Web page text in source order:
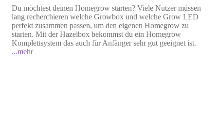
Du möchtest deinen Homegrow starten? Viele Nutzer müssen
lang recherchieren welche Growbox und welche Grow LED
perfekt zusammen passen, um den eigenen Homegrow zu
starten. Mit der Hazelbox bekommst du ein Homegrow
Komplettsystem das auch für Anfänger sehr gut geeignet ist.
...mehr